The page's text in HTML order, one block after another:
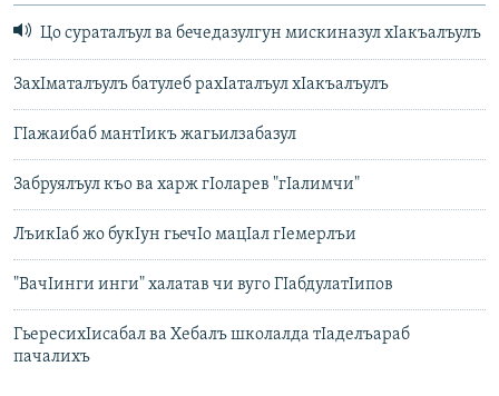
Цо сураталъул ва бечедазулгун мискиназул хIакъалъулъ
ЗахIматалъулъ батулеб рахIаталъул хIакъалъулъ
ГIажаибаб мантIикъ жагьилзабазул
Забруялъул къо ва харж гIоларев "гIалимчи"
ЛъикIаб жо букIун гьечIо мацIал гIемерлъи
"ВачIинги инги" халатав чи вуго ГIабдулатIипов
ГьересихIисабал ва Хебалъ школалда тIаделъараб
пачалихъ